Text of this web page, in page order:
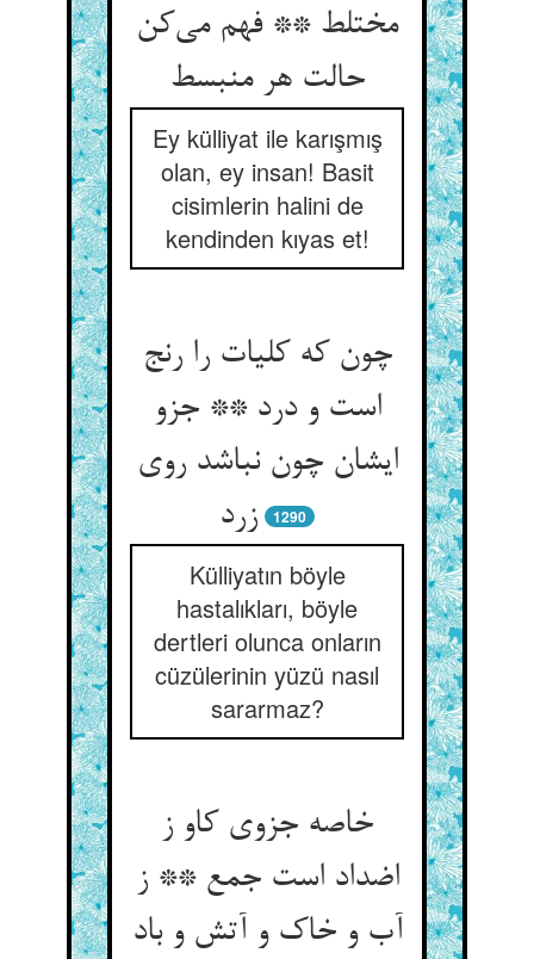
مختلط ** فهم می‌‌کن
حالت هر منبسط
Ey külliyat ile karışmış
olan, ey insan! Basit
cisimlerin halini de
kendinden kıyas et!
چون که کلیات را رنج
است و درد ** جزو
ایشان چون نباشد روی
زرد
1290
Külliyatın böyle
hastalıkları, böyle
dertleri olunca onların
cüzülerinin yüzü nasıl
sararmaz?
خاصه جزوی کاو ز
اضداد است جمع ** ز
آب و خاک و آتش و باد